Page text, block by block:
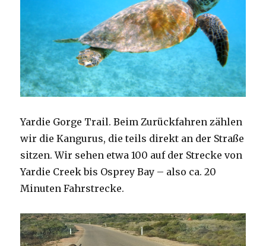
Yardie Gorge Trail. Beim Zurückfahren zählen
wir die Kangurus, die teils direkt an der Straße
sitzen. Wir sehen etwa 100 auf der Strecke von
Yardie Creek bis Osprey Bay – also ca. 20
Minuten Fahrstrecke.